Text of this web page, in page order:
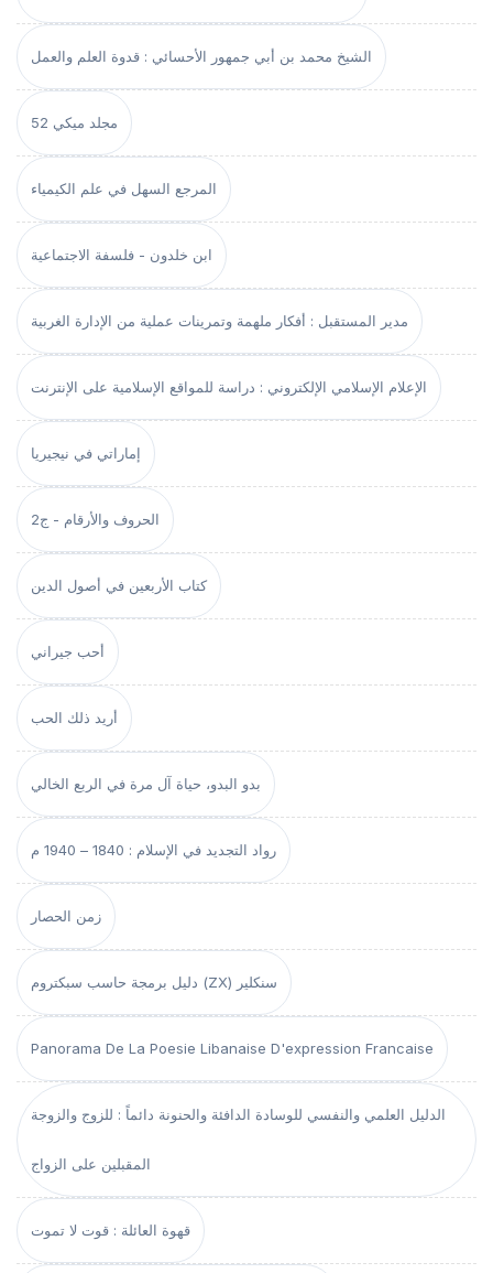
الشيخ محمد بن أبي جمهور الأحسائي : قدوة العلم والعمل
مجلد ميكي 52
المرجع السهل في علم الكيمياء
ابن خلدون - فلسفة الاجتماعية
مدير المستقبل : أفكار ملهمة وتمرينات عملية من الإدارة الغربية
الإعلام الإسلامي الإلكتروني : دراسة للمواقع الإسلامية على الإنترنت
إماراتي في نيجيريا
الحروف والأرقام - ج2
كتاب الأربعين في أصول الدين
أحب جيراني
أريد ذلك الحب
بدو البدو، حياة آل مرة في الربع الخالي
رواد التجديد في الإسلام : 1840 – 1940 م
زمن الحصار
دليل برمجة حاسب سبكتروم (ZX) سنكلير
Panorama De La Poesie Libanaise D'expression Francaise
الدليل العلمي والنفسي للوسادة الدافئة والحنونة دائماً : للزوج والزوجة
المقبلين على الزواج
قهوة العائلة : قوت لا تموت